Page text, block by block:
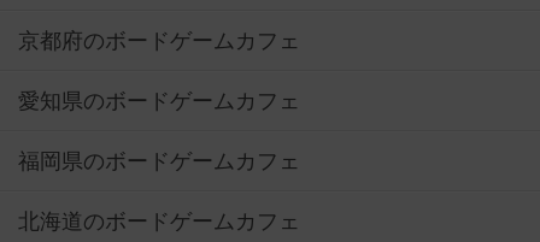
京都府のボードゲームカフェ
愛知県のボードゲームカフェ
福岡県のボードゲームカフェ
北海道のボードゲームカフェ